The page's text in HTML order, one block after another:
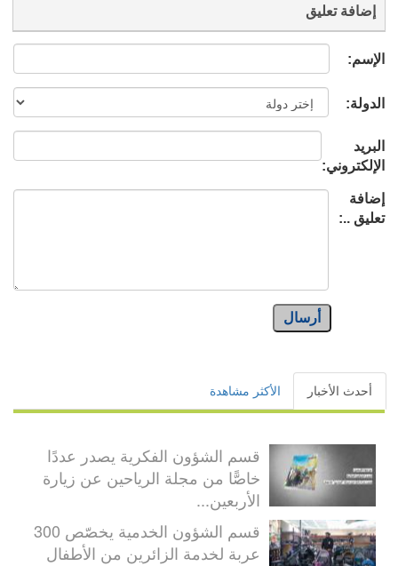
إضافة تعليق
الإسم:
الدولة:
البريد
الإلكتروني:
إضافة
تعليق ..:
أرسال
أحدث الأخبار الأكثر مشاهدة
قسم الشؤون الفكرية يصدر عددًا
خاصًّا من مجلة الرياحين عن زيارة
الأربعين...
قسم الشؤون الخدمية يخصّص 300
عربة لخدمة الزائرين من الأطفال